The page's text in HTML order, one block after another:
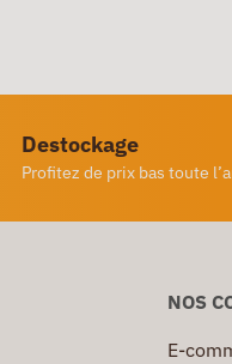
Destockage
Profitez de prix bas toute
NOS
E-